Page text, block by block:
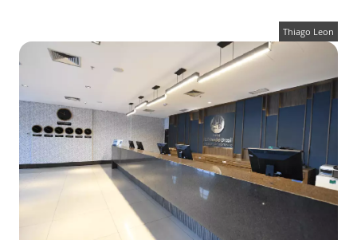
Thiago Leon